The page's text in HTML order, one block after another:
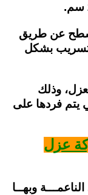
عن طريق
بشكل
وذلك
يتم فردها على
عزل
وبهــا